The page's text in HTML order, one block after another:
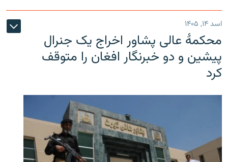
اسد ۱۴, ۱۴۰۵
محکمۀ عالی پشاور اخراج یک جنرال
پیشین و دو خبرنگار افغان را متوقف
کرد